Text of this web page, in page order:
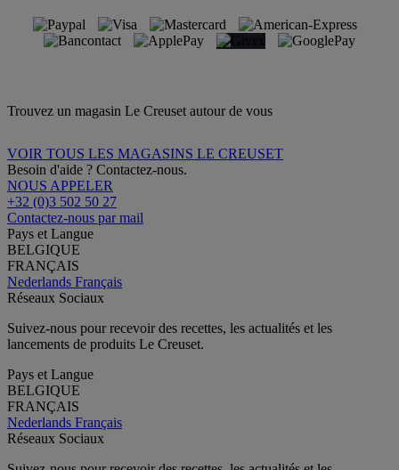
Trouvez un magasin Le Creuset autour de vous
VOIR TOUS LES MAGASINS LE CREUSET
Besoin d'aide ? Contactez-nous.
NOUS APPELER
+32 (0)3 502 50 27
Contactez-nous par mail
Pays et Langue
BELGIQUE
FRANÇAIS
Nederlands Français
Réseaux Sociaux
Suivez-nous pour recevoir des recettes, les actualités et les
lancements de produits Le Creuset.
Pays et Langue
BELGIQUE
FRANÇAIS
Nederlands Français
Réseaux Sociaux